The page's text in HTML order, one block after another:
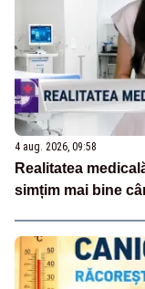
4 aug. 2026, 09:58
Realitatea
simțim mai bine